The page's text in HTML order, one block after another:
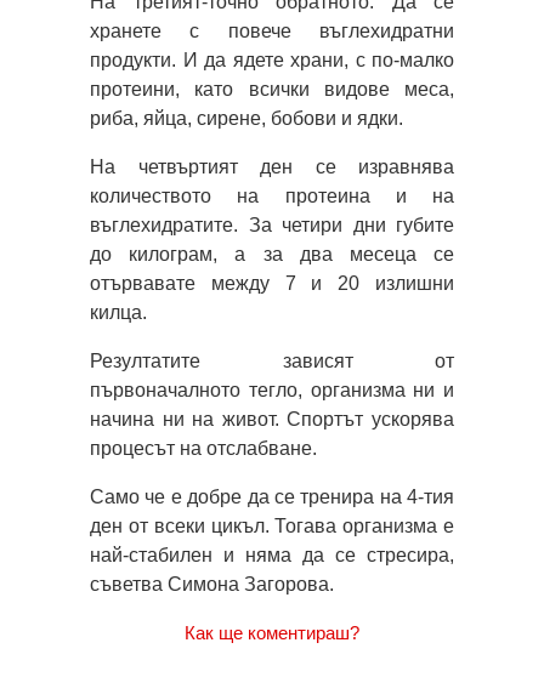
хранете с повече въглехидратни
продукти. И да ядете храни, с по-малко
протеини, като всички видове меса,
риба, яйца, сирене, бобови и ядки.
На четвъртият ден се изравнява
количеството на протеина и на
въглехидратите. За четири дни губите
до килограм, а за два месеца се
отървавате между 7 и 20 излишни
килца.
Резултатите зависят от
първоначалното тегло, организма ни и
начина ни на живот. Спортът ускорява
процесът на отслабване.
Само че е добре да се тренира на 4-тия
ден от всеки цикъл. Тогава организма е
най-стабилен и няма да се стресира,
съветва Симона Загорова.
Как ще коментираш?